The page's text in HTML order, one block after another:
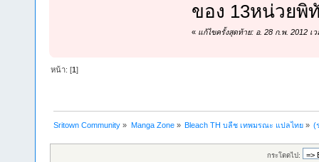
ของ 13หน่วย
« แก้ไขครั้งสุดท้าย: อ. 28 ก.พ. 2012 เ
หน้า: [1]
Sritown Community » Manga Zone» Bleach TH บลีช เทพมรณะ แปลไทย» (
กระโดดไป: